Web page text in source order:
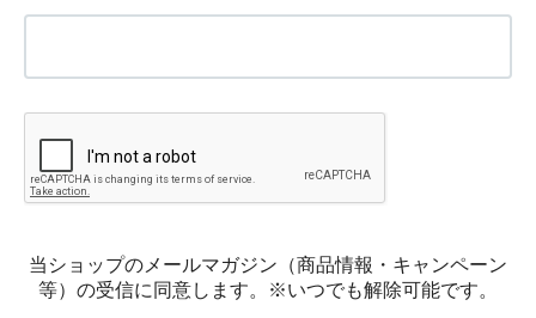
当ショップのメールマガジン（商品情報・キャンペーン
等）の受信に同意します。※いつでも解除可能です。